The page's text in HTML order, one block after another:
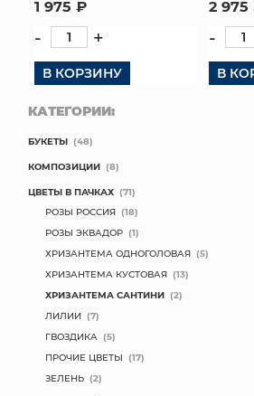
ЯЩИКИ
СУНДУКИ
ОПТОВЫМ
1 975 ₽
- +
В КОРЗИНУ
2 975
-
В
КАТЕГОРИИ:
БУКЕТЫ (48)
КОМПОЗИЦИИ (8)
ЦВЕТЫ В ПАЧКАХ (71)
РОЗЫ РОССИЯ (18)
РОЗЫ ЭКВАДОР (1)
ХРИЗАНТЕМА ОДНОГОЛОВАЯ (5)
ХРИЗАНТЕМА КУСТОВАЯ (13)
ХРИЗАНТЕМА САНТИНИ (2)
ЛИЛИИ (7)
ГВОЗДИКА (5)
ПРОЧИЕ ЦВЕТЫ (17)
ЗЕЛЕНЬ (2)